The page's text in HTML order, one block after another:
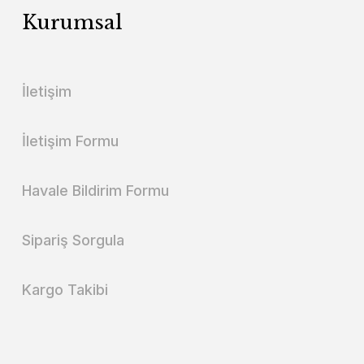
Kurumsal
İletişim
İletişim Formu
Havale Bildirim Formu
Sipariş Sorgula
Kargo Takibi